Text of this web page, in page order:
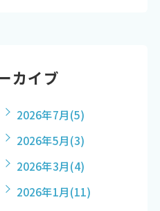
カイブ
2026年7月(5)
2026年5月(3)
2026年3月(4)
2026年1月(11)